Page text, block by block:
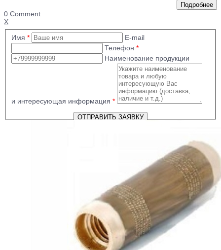
0 Comment
X
Имя *
E-mail
Телефон *
Наименование продукции
и интересующая информация *